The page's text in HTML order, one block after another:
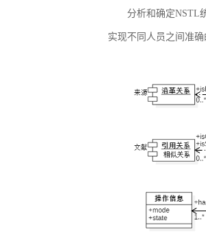
分析和确定NSTL
实现不同人员之间准